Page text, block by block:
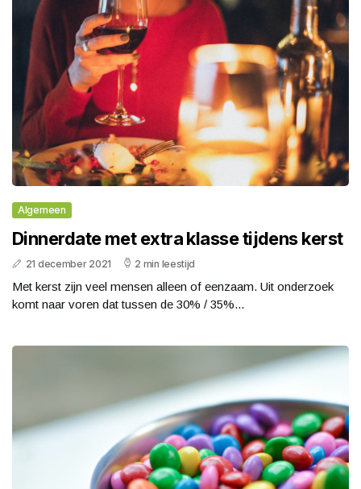
Algemeen
Dinnerdate met extra klasse tijdens kerst
21 december 2021 2 min leestijd
Met kerst zijn veel mensen alleen of eenzaam. Uit onderzoek
komt naar voren dat tussen de 30% / 35%...